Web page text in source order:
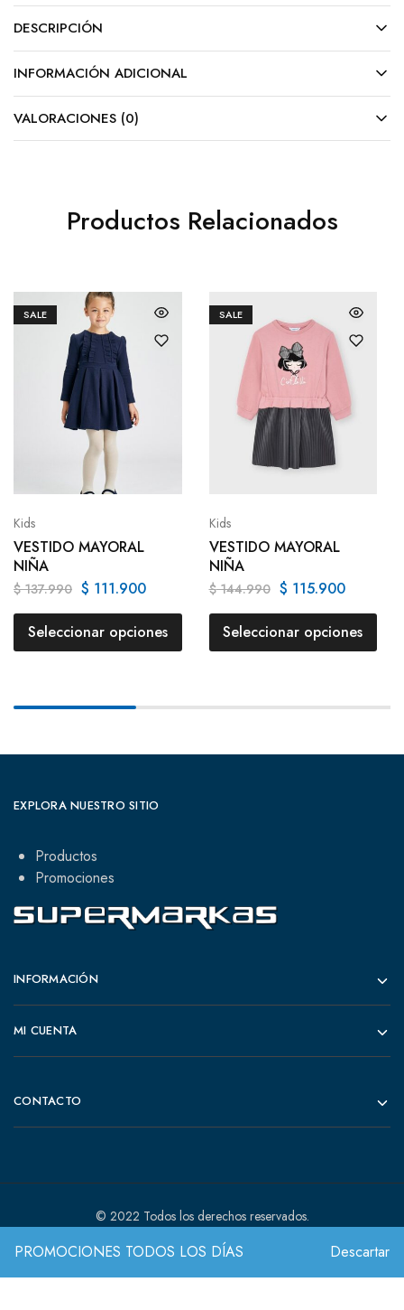
PROMOCIONES TODOS LOS DÍAS Descartar
DESCRIPCIÓN
INFORMACIÓN ADICIONAL
VALORACIONES (0)
Productos Relacionados
SALE
Kids
VESTIDO MAYORAL
NIÑA
$137.990 $ 111.900
Seleccionar opciones
SALE
Kids
VESTIDO MAYORAL
NIÑA
$144.990 $ 115.900
Seleccionar opciones
EXPLORA NUESTRO SITIO
Productos
Promociones
INFORMACIÓN
MI CUENTA
CONTACTO
© 2022 Todos los derechos reservados.